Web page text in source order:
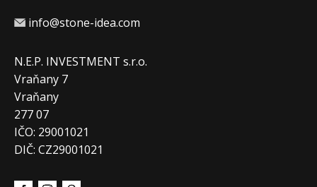
info@stone-idea.com
N.E.P. INVESTMENT s.r.o.
Vraňany 7
Vraňany
277 07
IČO: 29001021
DIČ: CZ29001021